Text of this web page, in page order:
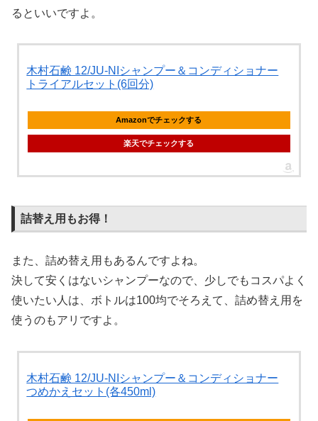
るといいですよ。
木村石鹸 12/JU-NIシャンプー＆コンディショナー
トライアルセット(6回分)
Amazonでチェックする
楽天でチェックする
詰替え用もお得！
また、詰め替え用もあるんですよね。
決して安くはないシャンプーなので、少しでもコスパよく
使いたい人は、ボトルは100均でそろえて、詰め替え用を
使うのもアリですよ。
木村石鹸 12/JU-NIシャンプー＆コンディショナー
つめかえセット(各450ml)